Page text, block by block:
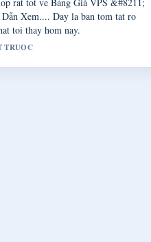
trang... va danh gia cao giong dieu
TRUOC